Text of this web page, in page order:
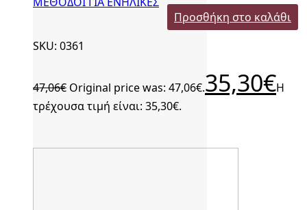
Προσθήκη στο καλάθι
SKU: 0361
47,06€ Original price was: 47,06€.35,30€Η
τρέχουσα τιμή είναι: 35,30€.